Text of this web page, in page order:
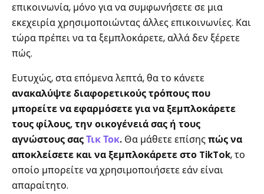
επικοινωνία, μόνο για να συμφωνήσετε σε μια
εκεχειρία χρησιμοποιώντας άλλες επικοινωνίες. Και
τώρα πρέπει να τα ξεμπλοκάρετε, αλλά δεν ξέρετε
πώς.
Ευτυχώς, στα επόμενα λεπτά, θα το κάνετε
ανακαλύψτε διαφορετικούς τρόπους που
μπορείτε να εφαρμόσετε για να ξεμπλοκάρετε
τους φίλους, την οικογένειά σας ή τους
αγνώστους σαςΤικ Τοκ. Θα μάθετε επίσηςπώς να
αποκλείσετε και να ξεμπλοκάρετεστο TikTok, το
οποίο μπορείτε να χρησιμοποιήσετε εάν είναι
απαραίτητο.